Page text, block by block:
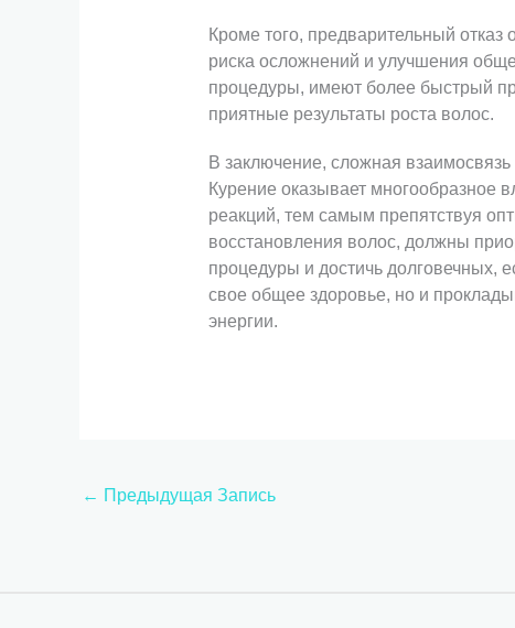
Кроме того, предварительный
риска осложнений и улучшения
процедуры, имеют более быстрый
приятные результаты роста волос.
В заключение, сложная
Курение оказывает многообразное
реакций, тем самым препятствуя
восстановления волос, должны
процедуры и достичь долговечных,
свое общее здоровье, но и
энергии.
← Предыдущая Запись